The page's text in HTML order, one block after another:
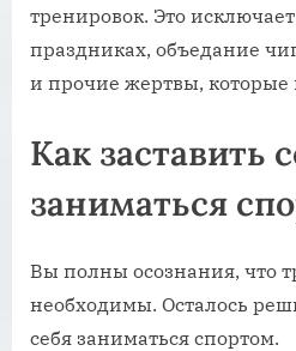
тренировок. Это
праздниках, объедание
и прочие жертвы, которые
Как заставить
заниматься
Вы полны осознания, что
необходимы. Осталось
себя заниматься спортом.